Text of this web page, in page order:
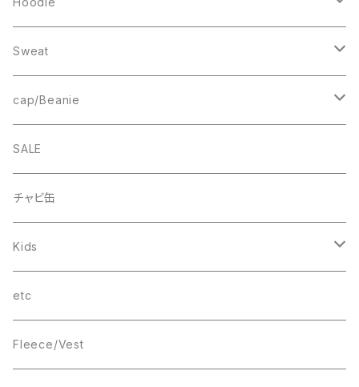
Fleece
Smock
FB CAP
1st ARCH
cheer
bee(r)
Smile
THINGS
wave
Box Logo
College Logo
Square Logo
Box Logo
Sweat
College Logo
Box Logo
“C”
cap/Beanie
Wappen Beanie
SALE
チャビ缶
Kids
T-SHIRT
etc
Fleece/Vest